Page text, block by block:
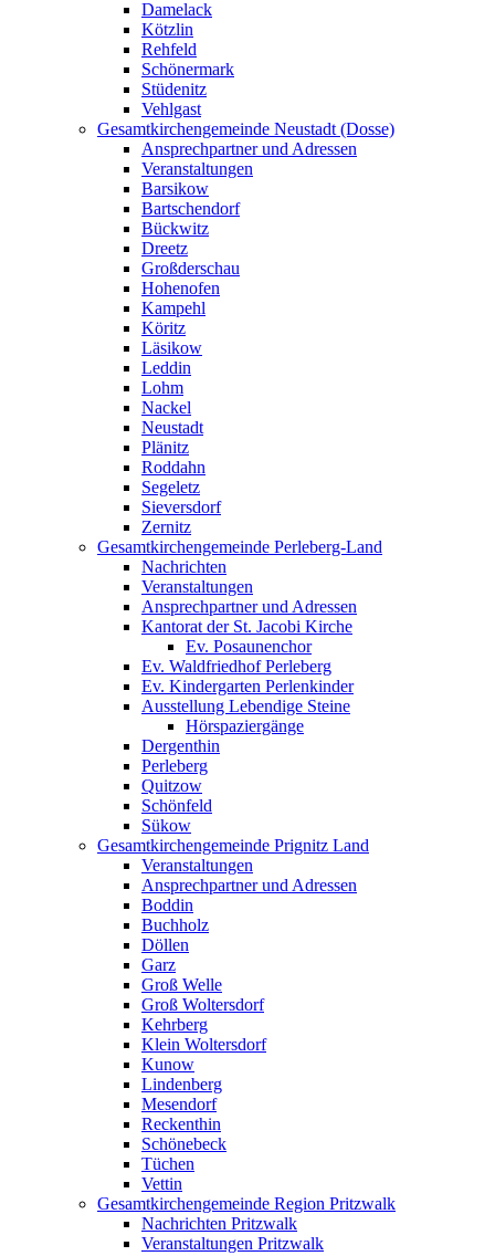
Damelack
Kötzlin
Rehfeld
Schönermark
Stüdenitz
Vehlgast
Gesamtkirchengemeinde Neustadt (Dosse)
Ansprechpartner und Adressen
Veranstaltungen
Barsikow
Bartschendorf
Bückwitz
Dreetz
Großderschau
Hohenofen
Kampehl
Köritz
Läsikow
Leddin
Lohm
Nackel
Neustadt
Plänitz
Roddahn
Segeletz
Sieversdorf
Zernitz
Gesamtkirchengemeinde Perleberg-Land
Nachrichten
Veranstaltungen
Ansprechpartner und Adressen
Kantorat der St. Jacobi Kirche
Ev. Posaunenchor
Ev. Waldfriedhof Perleberg
Ev. Kindergarten Perlenkinder
Ausstellung Lebendige Steine
Hörspaziergänge
Dergenthin
Perleberg
Quitzow
Schönfeld
Sükow
Gesamtkirchengemeinde Prignitz Land
Veranstaltungen
Ansprechpartner und Adressen
Boddin
Buchholz
Döllen
Garz
Groß Welle
Groß Woltersdorf
Kehrberg
Klein Woltersdorf
Kunow
Lindenberg
Mesendorf
Reckenthin
Schönebeck
Tüchen
Vettin
Gesamtkirchengemeinde Region Pritzwalk
Nachrichten Pritzwalk
Veranstaltungen Pritzwalk